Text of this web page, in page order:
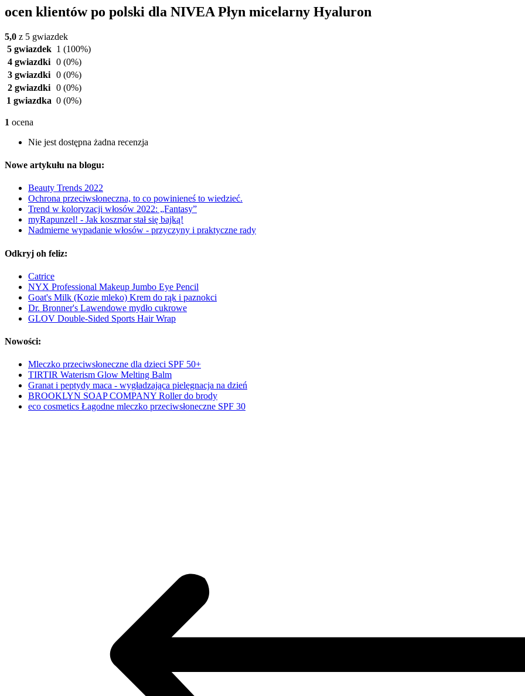
ocen klientów po polski dla NIVEA Płyn micelarny Hyaluron
5,0 z 5 gwiazdek
5 gwiazdek 1 (100%)
4 gwiazdki 0 (0%)
3 gwiazdki 0 (0%)
2 gwiazdki 0 (0%)
1 gwiazdka 0 (0%)
1 ocena
Nie jest dostępna żadna recenzja
Nowe artykułu na blogu:
Beauty Trends 2022
Ochrona przeciwsłoneczna, to co powinieneś to wiedzieć.
Trend w koloryzacji włosów 2022: „Fantasy”
myRapunzel! - Jak koszmar stał się bajką!
Nadmierne wypadanie włosów - przyczyny i praktyczne rady
Odkryj oh feliz:
Catrice
NYX Professional Makeup Jumbo Eye Pencil
Goat's Milk (Kozie mleko) Krem do rąk i paznokci
Dr. Bronner's Lawendowe mydło cukrowe
GLOV Double-Sided Sports Hair Wrap
Nowości:
Mleczko przeciwsłoneczne dla dzieci SPF 50+
TIRTIR Waterism Glow Melting Balm
Granat i peptydy maca - wygładzająca pielęgnacja na dzień
BROOKLYN SOAP COMPANY Roller do brody
eco cosmetics Łagodne mleczko przeciwsłoneczne SPF 30